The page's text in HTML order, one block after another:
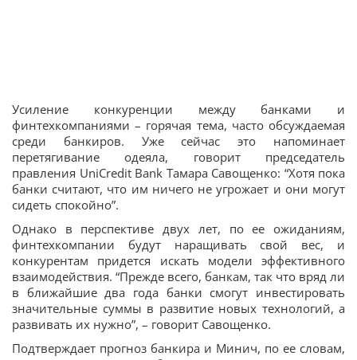
Усиление конкуренции между банками и
финтехкомпаниями – горячая тема, часто обсуждаемая
среди банкиров. Уже сейчас это напоминает
перетягивание одеяла, говорит председатель
правления UniCredit Bank Тамара Савощенко: “Хотя пока
банки считают, что им ничего не угрожает и они могут
сидеть спокойно”.
Однако в перспективе двух лет, по ее ожиданиям,
финтехкомпании будут наращивать свой вес, и
конкурентам придется искать модели эффективного
взаимодействия. “Прежде всего, банкам, так что вряд ли
в ближайшие два года банки смогут инвестировать
значительные суммы в развитие новых технологий, а
развивать их нужно”, – говорит Савощенко.
Подтверждает прогноз банкира и Минич, по ее словам,